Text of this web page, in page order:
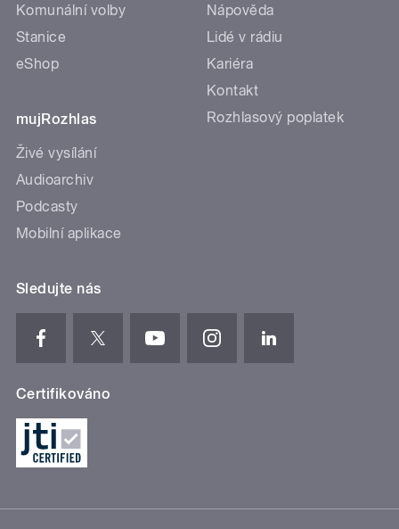
Komunální volby
Stanice
eShop
mujRozhlas
Živé vysílání
Audioarchiv
Podcasty
Mobilní aplikace
Nápověda
Lidé v rádiu
Kariéra
Kontakt
Rozhlasový poplatek
Sledujte nás
Certifikováno